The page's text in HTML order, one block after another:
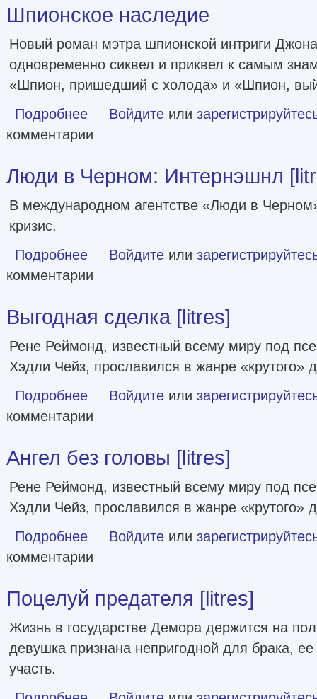
Шпионское наследие
Новый роман мэтра шпионской интриги
одновременно сиквел и приквел к самым
«Шпион, пришедший с холода» и «Шпион,
Подробнее о Шпионское наследие
Войдите или
комментарии
Люди в Черном: Интернэшнл
В международном агентстве «Люди в
кризис.
Подробнее о Люди в Черном: Интернэшнл [litres]
Войдите или
комментарии
Выгодная сделка [litres]
Рене Реймонд, известный всему миру под
Хэдли Чейз, прославился в жанре «крутого»
Подробнее о Выгодная сделка [litres]
Войдите или
комментарии
Ангел без головы [litres]
Рене Реймонд, известный всему миру под
Хэдли Чейз, прославился в жанре «крутого»
Подробнее о Ангел без головы [litres]
Войдите или
комментарии
Поцелуй предателя [litres]
Жизнь в государстве Демора держится на
девушка признана непригодной для брака,
участь.
о Поцелуй предателя [litres]